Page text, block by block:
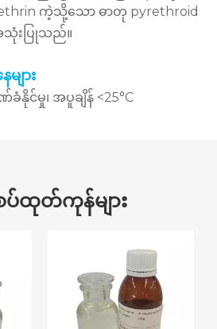
ကဲ့သို့သော ဓာတု pyrethroid
သုံးပြုသည်။
ျား
နိုင်မှု၊ အပူချိန် <25°C
ထုတ်ကုန်များ